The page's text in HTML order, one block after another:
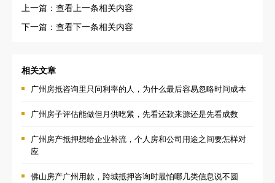
上一篇：查看上一条相关内容
下一篇：查看下一条相关内容
相关文章
广州房抵咨询里只问利率的人，为什么最后容易忽略时间成本
广州房子评估能做但月供吃紧，先看还款来源还是先看成数
广州房产抵押想给企业补流，个人房和公司用途之间要怎样对
应
佛山房产广州用款，跨城抵押咨询时最怕哪几类信息说不圆